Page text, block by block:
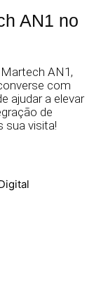
AN1 no
AN1,
com
ajudar a elevar
de
sua visita!